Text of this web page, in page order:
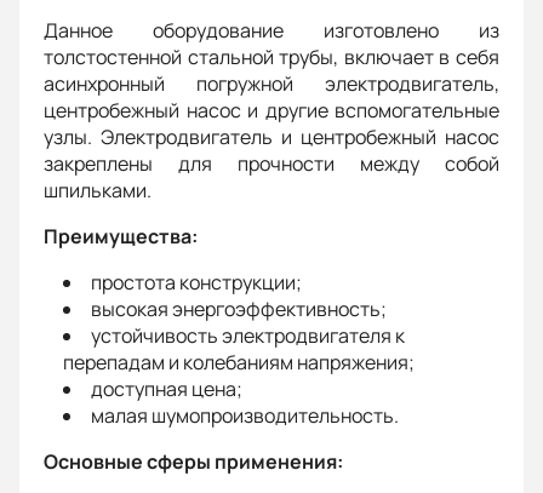
Данное оборудование изготовлено из
толстостенной стальной трубы, включает в себя
асинхронный погружной электродвигатель,
центробежный насос и другие вспомогательные
узлы. Электродвигатель и центробежный насос
закреплены для прочности между собой
шпильками.
Преимущества:
простота конструкции;
высокая энергоэффективность;
устойчивость электродвигателя к
перепадам и колебаниям напряжения;
доступная цена;
малая шумопроизводительность.
Основные сферы применения: